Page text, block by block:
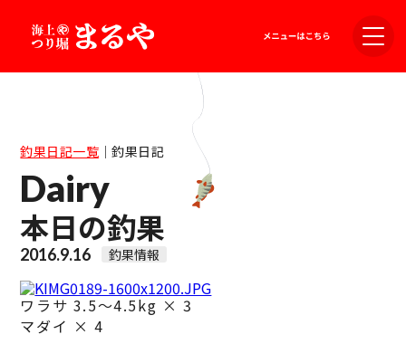
釣果日記一覧｜釣果日記
Dairy
本日の釣果
2016.9.16 釣果情報
ワラサ 3.5～4.5kg × 3
マダイ × 4